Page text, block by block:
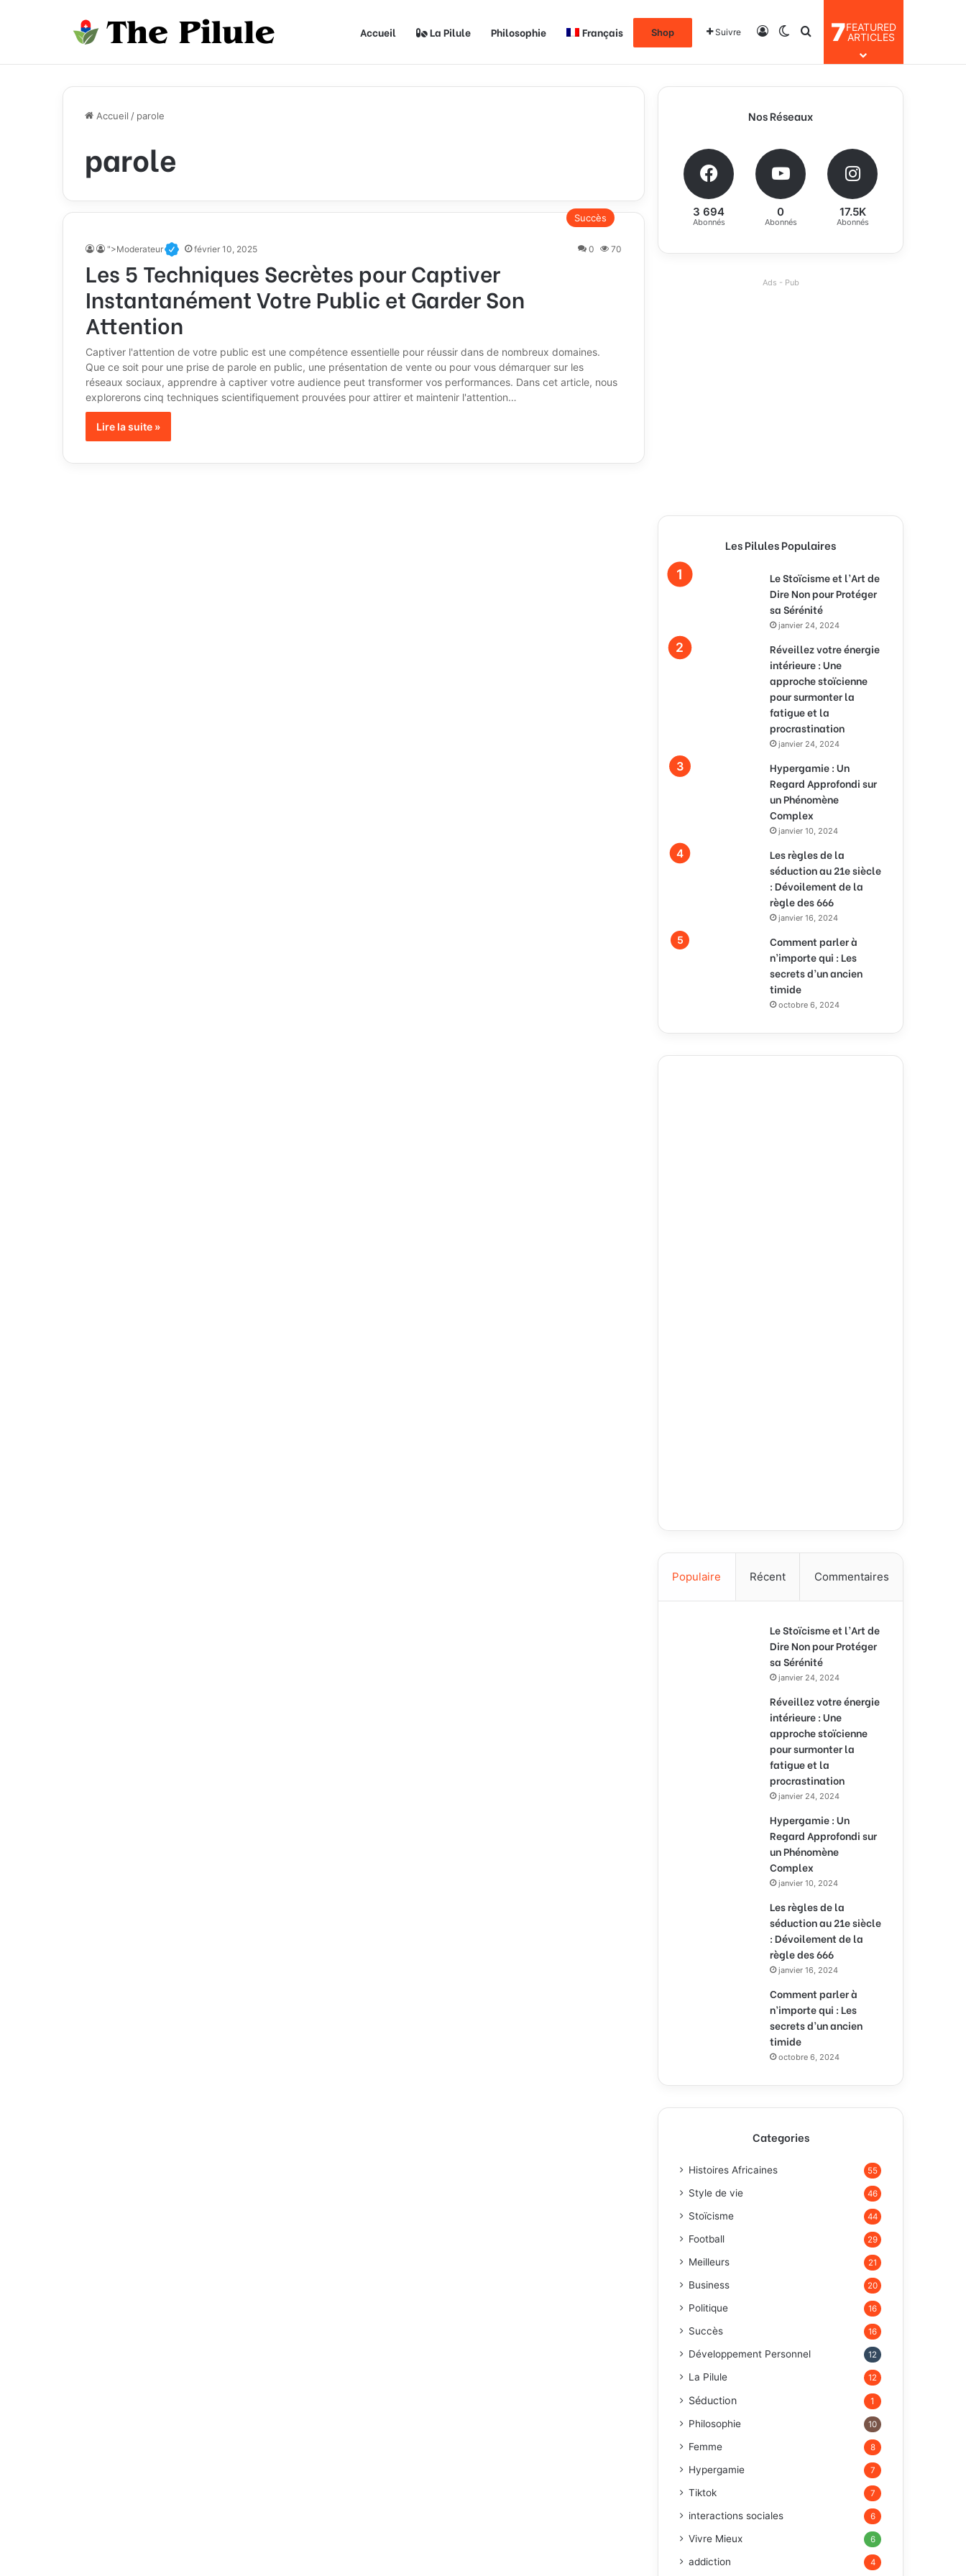
Accueil La Pilule Philosophie Français Shop Suivre ConnexionSwitch skin
Rechercher
7FEATURED
ARTICLES
Accueil / parole
parole
Succès
">Moderateur février 10, 2025 0 70
Les 5 Techniques Secrètes pour Captiver
Instantanément Votre Public et Garder Son
Attention
Captiver l'attention de votre public est une compétence essentielle pour réussir dans de nombreux domaines.
Que ce soit pour une prise de parole en public, une présentation de vente ou pour vous démarquer sur les
réseaux sociaux, apprendre à captiver votre audience peut transformer vos performances. Dans cet article, nous
explorerons cinq techniques scientifiquement prouvées pour attirer et maintenir l'attention…
Lire la suite »
Nos Réseaux
3 694
Abonnés
0
Abonnés
17.5K
Abonnés
Ads - Pub
Les Pilules Populaires
Le Stoïcisme et l’Art de
Dire Non pour Protéger
sa Sérénité
janvier 24, 2024
Réveillez votre énergie
intérieure : Une
approche stoïcienne
pour surmonter la
fatigue et la
procrastination
janvier 24, 2024
Hypergamie : Un
Regard Approfondi sur
un Phénomène
Complex
janvier 10, 2024
Les règles de la
séduction au 21e siècle
: Dévoilement de la
règle des 666
janvier 16, 2024
Comment parler à
n’importe qui : Les
secrets d’un ancien
timide
octobre 6, 2024
Populaire Récent Commentaires
Le Stoïcisme et l’Art de
Dire Non pour Protéger
sa Sérénité
janvier 24, 2024
Réveillez votre énergie
intérieure : Une
approche stoïcienne
pour surmonter la
fatigue et la
procrastination
janvier 24, 2024
Hypergamie : Un
Regard Approfondi sur
un Phénomène
Complex
janvier 10, 2024
Les règles de la
séduction au 21e siècle
: Dévoilement de la
règle des 666
janvier 16, 2024
Comment parler à
n’importe qui : Les
secrets d’un ancien
timide
octobre 6, 2024
Categories
Histoires Africaines 55
Style de vie 46
Stoïcisme 44
Football 29
Meilleurs 21
Business 20
Politique 16
Succès 16
Développement Personnel 12
La Pilule 12
Séduction 1
Philosophie 10
Femme 8
Hypergamie 7
Tiktok 7
interactions sociales 6
Vivre Mieux 6
addiction 4